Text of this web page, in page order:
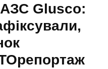
АЗС Glusco: